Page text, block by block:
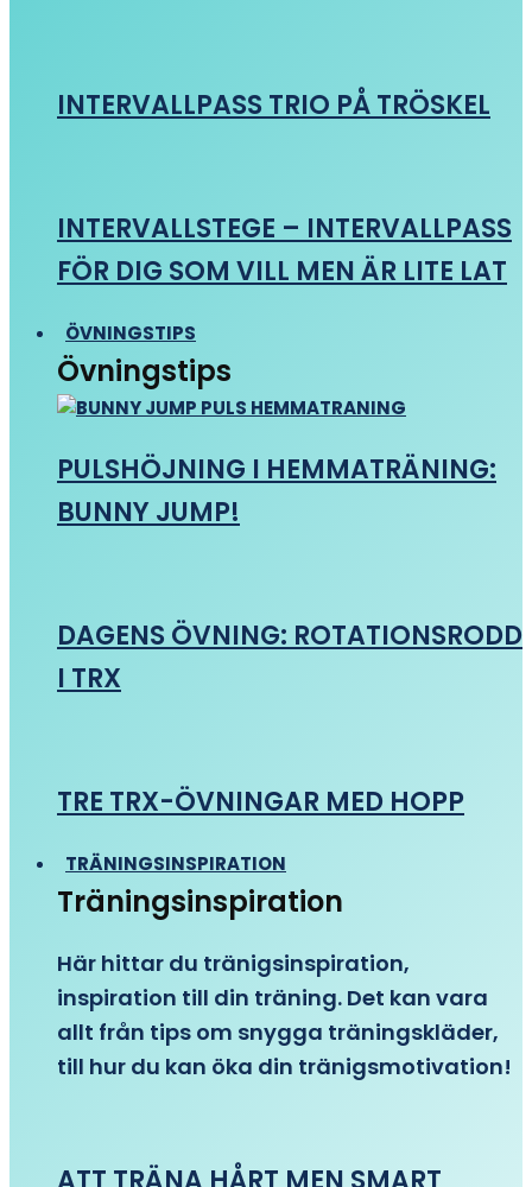
INTERVALLPASS TRIO PÅ TRÖSKEL
INTERVALLSTEGE – INTERVALLPASS
FÖR DIG SOM VILL MEN ÄR LITE LAT
ÖVNINGSTIPS
Övningstips
PULSHÖJNING I HEMMATRÄNING:
BUNNY JUMP!
DAGENS ÖVNING: ROTATIONSRODD
I TRX
TRE TRX-ÖVNINGAR MED HOPP
TRÄNINGSINSPIRATION
Träningsinspiration
Här hittar du tränigsinspiration,
inspiration till din träning. Det kan vara
allt från tips om snygga träningskläder,
till hur du kan öka din tränigsmotivation!